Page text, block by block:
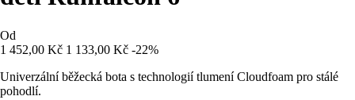
Od
1 452,00 Kč 1 133,00 Kč -22%
Univerzální běžecká bota s technologií tlumení Cloudfoam pro stálé
pohodlí.